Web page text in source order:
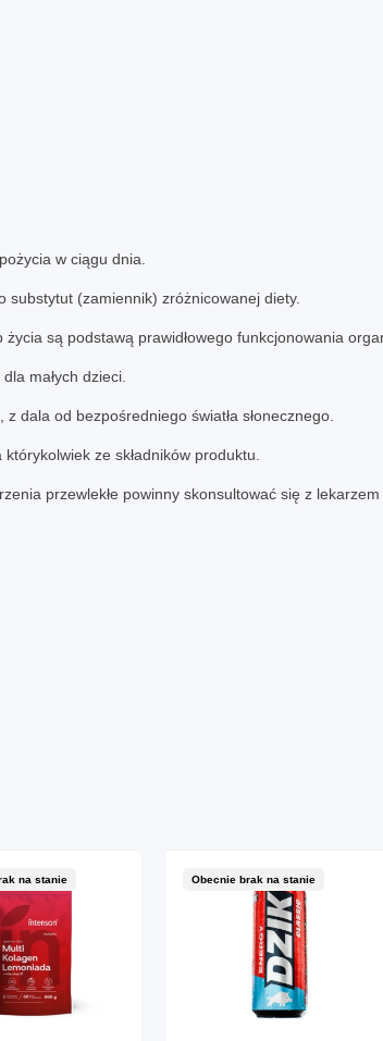
w ciągu dnia.
(zamiennik) zróżnicowanej diety.
są podstawą prawidłowego funkcjonowania
małych dzieci.
dala od bezpośredniego światła słonecznego.
ze składników produktu.
przewlekłe powinny skonsultować się z
na stanie Obecnie brak na stanie